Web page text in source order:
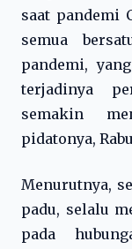
saat pandemi
semua
pandemi,
terjadinya
semakin
pidatonya,
Menurutnya,
padu, selalu
pada